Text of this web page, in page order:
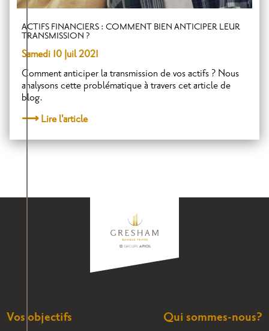
ACTIFS FINANCIERS : COMMENT BIEN ANTICIPER LEUR
TRANSMISSION ?
Samedi 10 Juil 2021
Comment anticiper la transmission de vos actifs ? Nous
analysons cette problématique à travers cet article de
blog.
Lire l'article
Vos objectifs Qui sommes-nous?